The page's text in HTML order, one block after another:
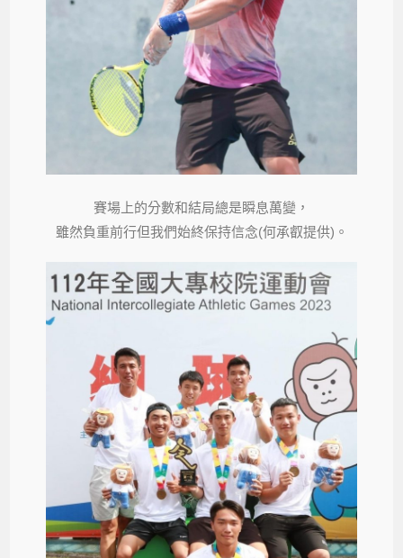
賽場上的分數和結局總是瞬息萬變，
雖然負重前行但我們始終保持信念(何承叡提供)。